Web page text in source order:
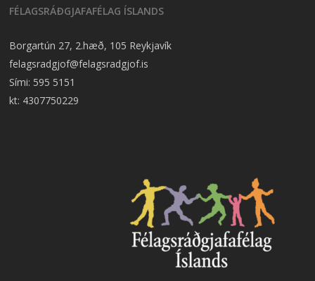
FÉLAGSRÁÐGJAFAFÉLAG ÍSLANDS
Borgartún 27, 2.hæð, 105 Reykjavík
felagsradgjof@felagsradgjof.is
Sími: 595 5151
kt: 4307750229